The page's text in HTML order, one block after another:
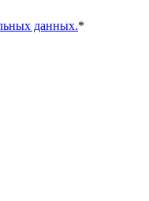
данных.*